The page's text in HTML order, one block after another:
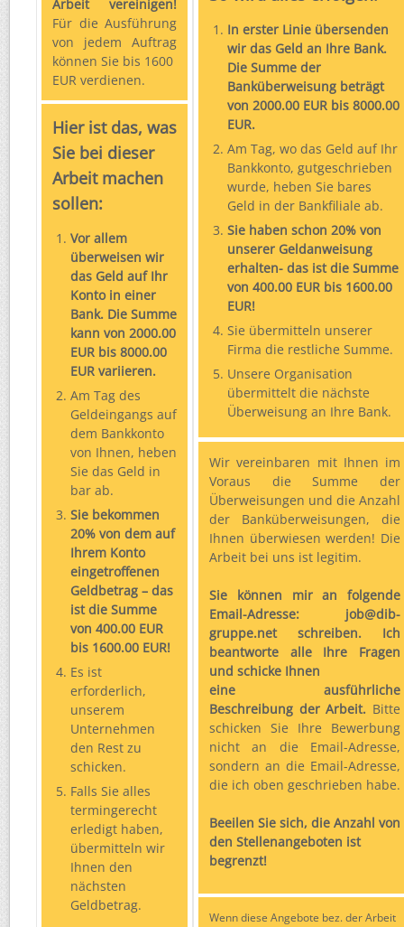
Arbeit vereinigen!
Für die Ausführung
von jedem Auftrag
können Sie bis 1600
EUR verdienen.
Hier ist das, was
Sie bei dieser
Arbeit machen
sollen:
Vor allem
überweisen wir
das Geld auf Ihr
Konto in einer
Bank. Die Summe
kann von 2000.00
EUR bis 8000.00
EUR variieren.
Am Tag des
Geldeingangs auf
dem Bankkonto
von Ihnen, heben
Sie das Geld in
bar ab.
Sie bekommen
20% von dem auf
Ihrem Konto
eingetroffenen
Geldbetrag – das
ist die Summe
von 400.00 EUR
bis 1600.00 EUR!
Es ist
erforderlich,
unserem
Unternehmen
den Rest zu
schicken.
Falls Sie alles
termingerecht
erledigt haben,
übermitteln wir
Ihnen den
nächsten
Geldbetrag.
In erster Linie übersenden
wir das Geld an Ihre Bank.
Die Summe der
Banküberweisung beträgt
von 2000.00 EUR bis 8000.00
EUR.
Am Tag, wo das Geld auf Ihr
Bankkonto, gutgeschrieben
wurde, heben Sie bares
Geld in der Bankfiliale ab.
Sie haben schon 20% von
unserer Geldanweisung
erhalten- das ist die Summe
von 400.00 EUR bis 1600.00
EUR!
Sie übermitteln unserer
Firma die restliche Summe.
Unsere Organisation
übermittelt die nächste
Überweisung an Ihre Bank.
Wir vereinbaren mit Ihnen im
Voraus die Summe der
Überweisungen und die Anzahl
der Banküberweisungen, die
Ihnen überwiesen werden! Die
Arbeit bei uns ist legitim.
Sie können mir an folgende
Email-Adresse: job@dib-
gruppe.net schreiben. Ich
beantworte alle Ihre Fragen
und schicke Ihnen
eine ausführliche
Beschreibung der Arbeit. Bitte
schicken Sie Ihre Bewerbung
nicht an die Email-Adresse,
sondern an die Email-Adresse,
die ich oben geschrieben habe.
Beeilen Sie sich, die Anzahl von
den Stellenangeboten ist
begrenzt!
Wenn diese Angebote bez. der Arbeit